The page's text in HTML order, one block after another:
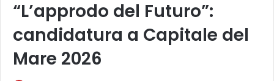
“L’approdo del Futuro”:
candidatura a Capitale del
Mare 2026